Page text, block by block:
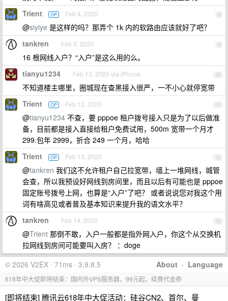
8
Trient OP Feb 4, 2020
@siyiye 是这样的吗？那弄个 1k 内的软路由应该就好了吧？
9
tankren Feb 5, 2020
16 根网线入户？“入户”是这么用的么。
10
tianyu1234 Feb 13, 2020 via iPhone
不知道楼主哪里，圈城现在查黑接入很严，一不小心就停宽带
11
Trient OP Feb 13, 2020
@tianyu1234 不查，要 pppoe 租户拨号接入只是为了以后做准
备，目前都是接入直接给租户免费试用，500m 宽带一个月才
299.包年 2999，折合 249 一个月，哈哈
12
Trient OP Feb 13, 2020
@tankren 我们这不允许租户自己拉宽带，墙上一堆网线，城管
会查，所以我预设好网线到房间里，而且以后有可能也是 pppoe
固定账号拨号上网，也算是“入户”了吧？ 或者说说您对我这个用
词有啥高见或者普及基本知识来提升我的语文水平？
13
tankren Feb 14, 2020
@Trient 那倒不敢，入户一般都是指外网入户，你这个从交换机
拉网线到房间可能要叫入房？ ：doge
About · Language
© 2026 V2EX · 71ms · 3.9.8.5
618年中大促即将结束：国内外VPS服务器，99元起，续费代金券
[即将结束] 腾讯云618年中大促活动：硅谷CN2、首尔、曼